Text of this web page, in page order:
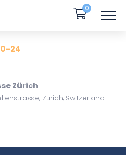
0
24
Zürich
Zürich, Switzerland